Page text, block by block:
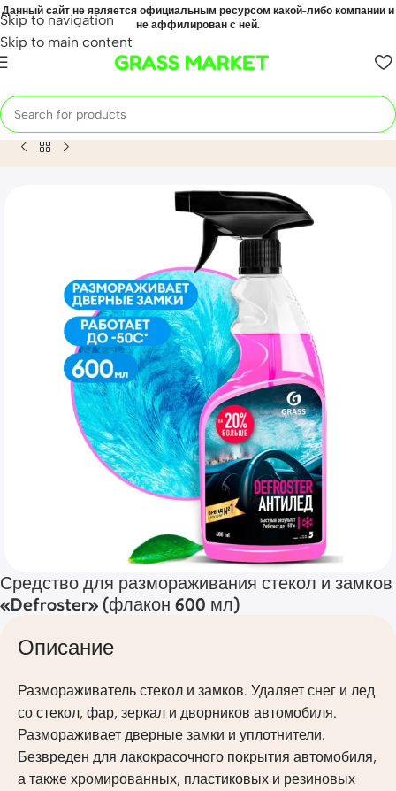
Skip to navigation
Skip to main content
Данный сайт не является официальным ресурсом какой-либо компании и
не аффилирован с ней.
GRASS MARKET
Home Mahsulot Средство для размораживания стекол
Средство для размораживания стекол и замков
«Defroster» (флакон 600 мл)
Описание
Размораживатель стекол и замков. Удаляет снег и лед
со стекол, фар, зеркал и дворников автомобиля.
Размораживает дверные замки и уплотнители.
Безвреден для лакокрасочного покрытия автомобиля,
а также хромированных, пластиковых и резиновых